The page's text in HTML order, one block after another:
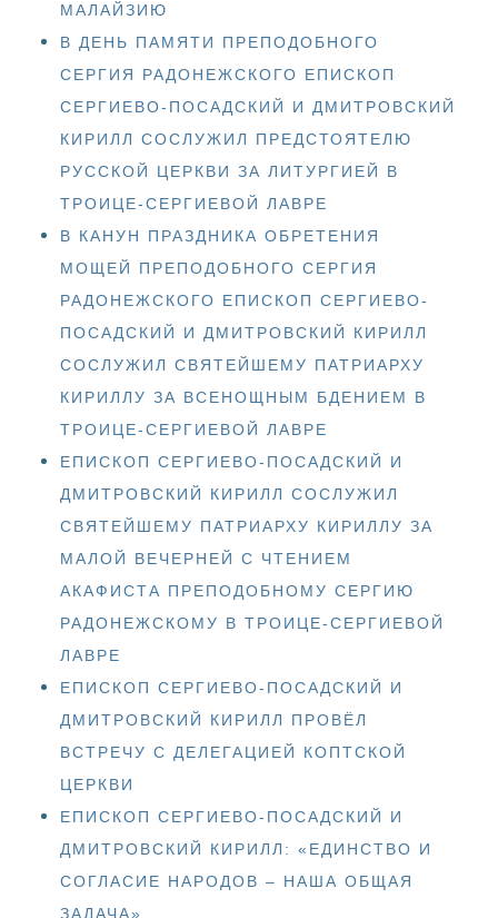
МАЛАЙЗИЮ
В ДЕНЬ ПАМЯТИ ПРЕПОДОБНОГО
СЕРГИЯ РАДОНЕЖСКОГО ЕПИСКОП
СЕРГИЕВО-ПОСАДСКИЙ И ДМИТРОВСКИЙ
КИРИЛЛ СОСЛУЖИЛ ПРЕДСТОЯТЕЛЮ
РУССКОЙ ЦЕРКВИ ЗА ЛИТУРГИЕЙ В
ТРОИЦЕ-СЕРГИЕВОЙ ЛАВРЕ
В КАНУН ПРАЗДНИКА ОБРЕТЕНИЯ
МОЩЕЙ ПРЕПОДОБНОГО СЕРГИЯ
РАДОНЕЖСКОГО ЕПИСКОП СЕРГИЕВО-
ПОСАДСКИЙ И ДМИТРОВСКИЙ КИРИЛЛ
СОСЛУЖИЛ СВЯТЕЙШЕМУ ПАТРИАРХУ
КИРИЛЛУ ЗА ВСЕНОЩНЫМ БДЕНИЕМ В
ТРОИЦЕ-СЕРГИЕВОЙ ЛАВРЕ
ЕПИСКОП СЕРГИЕВО-ПОСАДСКИЙ И
ДМИТРОВСКИЙ КИРИЛЛ СОСЛУЖИЛ
СВЯТЕЙШЕМУ ПАТРИАРХУ КИРИЛЛУ ЗА
МАЛОЙ ВЕЧЕРНЕЙ С ЧТЕНИЕМ
АКАФИСТА ПРЕПОДОБНОМУ СЕРГИЮ
РАДОНЕЖСКОМУ В ТРОИЦЕ-СЕРГИЕВОЙ
ЛАВРЕ
ЕПИСКОП СЕРГИЕВО-ПОСАДСКИЙ И
ДМИТРОВСКИЙ КИРИЛЛ ПРОВЁЛ
ВСТРЕЧУ С ДЕЛЕГАЦИЕЙ КОПТСКОЙ
ЦЕРКВИ
ЕПИСКОП СЕРГИЕВО-ПОСАДСКИЙ И
ДМИТРОВСКИЙ КИРИЛЛ: «ЕДИНСТВО И
СОГЛАСИЕ НАРОДОВ – НАША ОБЩАЯ
ЗАДАЧА»